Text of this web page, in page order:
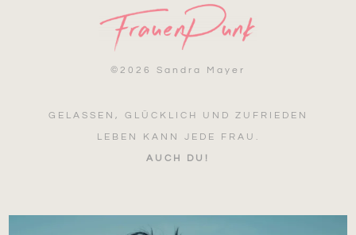
© 2026 Sandra Mayer
GELASSEN, GLÜCKLICH UND ZUFRIEDEN
LEBEN KANN JEDE FRAU.
AUCH DU!